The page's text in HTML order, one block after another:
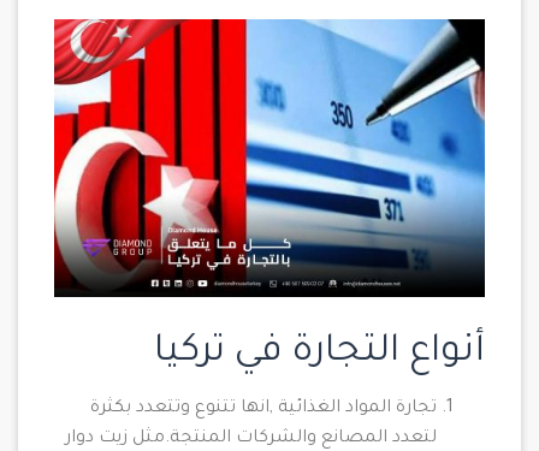
أنواع التجارة في تركيا
تجارة المواد الغذائية ,انها تتنوع وتتعدد بكثرة
لتعدد المصانع والشركات المنتجة.مثل زيت دوار